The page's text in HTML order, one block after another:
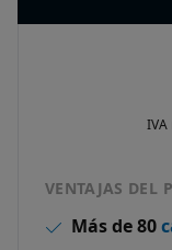
IVA
VENTAJAS DEL
Más de 80